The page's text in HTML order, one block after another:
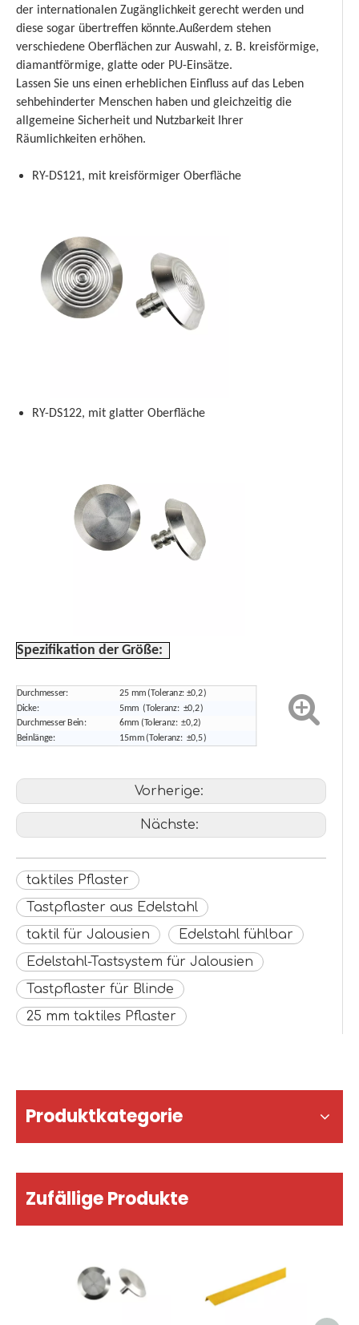
der internationalen Zugänglichkeit gerecht werden und
diese sogar übertreffen könnte.Außerdem stehen
verschiedene Oberflächen zur Auswahl, z. B. kreisförmige,
diamantförmige, glatte oder PU-Einsätze.
Lassen Sie uns einen erheblichen Einfluss auf das Leben
sehbehinderter Menschen haben und gleichzeitig die
allgemeine Sicherheit und Nutzbarkeit Ihrer
Räumlichkeiten erhöhen.
RY-DS121, mit kreisförmiger Oberfläche
RY-DS122, mit glatter Oberfläche
Spezifikation der Größe:
Durchmesser:
25 mm (Toleranz: ±0,2)
Dicke:
5mm (Toleranz: ±0,2)
Durchmesser Bein:
6mm (Toleranz: ±0,2)
Beinlänge: 15mm (Toleranz: ±0,5)
Vorherige:
Nächste:
taktiles Pflaster
Tastpflaster aus Edelstahl
taktil für Jalousien
Edelstahl fühlbar
Edelstahl-Tastsystem für Jalousien
Tastpflaster für Blinde
25 mm taktiles Pflaster
Produktkategorie
Zufällige Produkte